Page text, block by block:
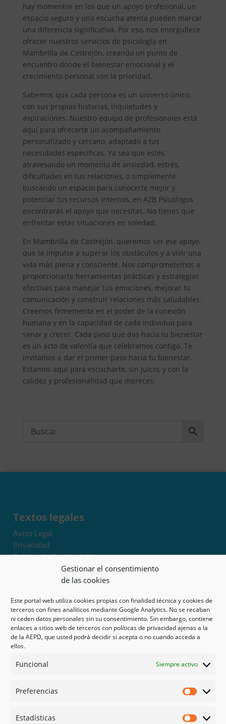
Gestionar el consentimiento
de las cookies
Este portal web utiliza cookies propias con finalidad técnica y cookies de
terceros con fines analíticos mediante Google Analytics. No se recaban
ni ceden datos personales sin su consentimiento. Sin embargo, contiene
enlaces a sitios web de terceros con políticas de privacidad ajenas a la
de la AEPD, que usted podrá decidir si acepta o no cuando acceda a
ellos.
Funcional Siempre activo
Preferencias
Estadísticas
hay momentos en los que un apoyo profesional, un
espacio seguro y una escucha atenta pueden marcar
una diferencia significativa. Por eso, nos enorgullece
ofrecer nuestros servicios de psicología en
Mambrilla de Castrejón, creando un punto de
encuentro donde el bienestar emocional y el
crecimiento personal son la prioridad.
Sabemos que cada persona es un universo único,
con sus propias historias, inquietudes y
aspiraciones. Nuestro equipo de profesionales está
aquí para ofrecerte un acompañamiento
personalizado y cercano, adaptado a tus
necesidades específicas. Ya sea que estés
atravesando un momento de ansiedad, estrés,
dificultades en tus relaciones, o simplemente
buscando un espacio para conocerte mejor y
potenciar tus recursos internos, en A2B Psicólogos
encontrarás el apoyo que necesitas. No tienes que
enfrentar estas situaciones en soledad.
En Mambrilla de Castrejón, queremos ser ese apoyo
que te impulse a superar los obstáculos y a vivir una
vida más plena y consciente. Nos comprometemos a
proporcionarte herramientas prácticas y estrategias
efectivas para manejar tus emociones, mejorar tu
comunicación y construir relaciones más saludables.
Creemos firmemente en el poder de la conexión
humana y en la capacidad de cada individuo para
sanar y crecer. Cada paso que das hacia tu bienestar
es un acto de valentía que celebramos contigo. Te
invitamos a dar el primer paso hacia tu bienestar.
Estamos aquí para escucharte, sin juicio, y con la
calidez y profesionalidad que mereces.
Textos legales
Aviso Legal
Privacidad
Política de Cookies UE
Términos y condiciones
Exoneración de responsabilidad
Mapa del sitio
Mi cuenta
Tienda
Psicología en Murcia
Guías
Redes sociales
Instagram